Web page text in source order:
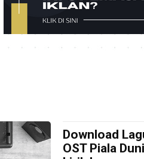
Download
OST Piala